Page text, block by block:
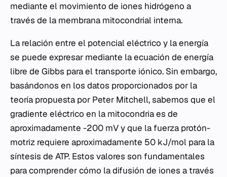
mediante el movimiento de iones hidrógeno a
través de la membrana mitocondrial interna.
La relación entre el potencial eléctrico y la energía
se puede expresar mediante la ecuación de energía
libre de Gibbs para el transporte iónico. Sin embargo,
basándonos en los datos proporcionados por la
teoría propuesta por Peter Mitchell, sabemos que el
gradiente eléctrico en la mitocondria es de
aproximadamente -200 mV y que la fuerza protón-
motriz requiere aproximadamente 50 kJ/mol para la
síntesis de ATP. Estos valores son fundamentales
para comprender cómo la difusión de iones a través